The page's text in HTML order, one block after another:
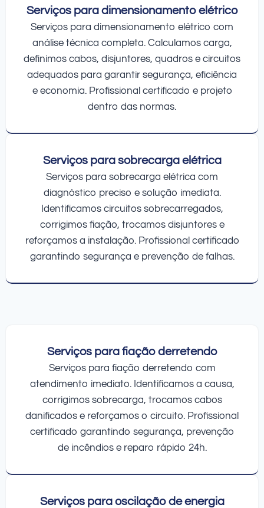
Serviços para dimensionamento elétrico
Serviços para dimensionamento elétrico com
análise técnica completa. Calculamos carga,
definimos cabos, disjuntores, quadros e circuitos
adequados para garantir segurança, eficiência
e economia. Profissional certificado e projeto
dentro das normas.
Serviços para sobrecarga elétrica
Serviços para sobrecarga elétrica com
diagnóstico preciso e solução imediata.
Identificamos circuitos sobrecarregados,
corrigimos fiação, trocamos disjuntores e
reforçamos a instalação. Profissional certificado
garantindo segurança e prevenção de falhas.
Serviços para fiação derretendo
Serviços para fiação derretendo com
atendimento imediato. Identificamos a causa,
corrigimos sobrecarga, trocamos cabos
danificados e reforçamos o circuito. Profissional
certificado garantindo segurança, prevenção
de incêndios e reparo rápido 24h.
Serviços para oscilação de energia